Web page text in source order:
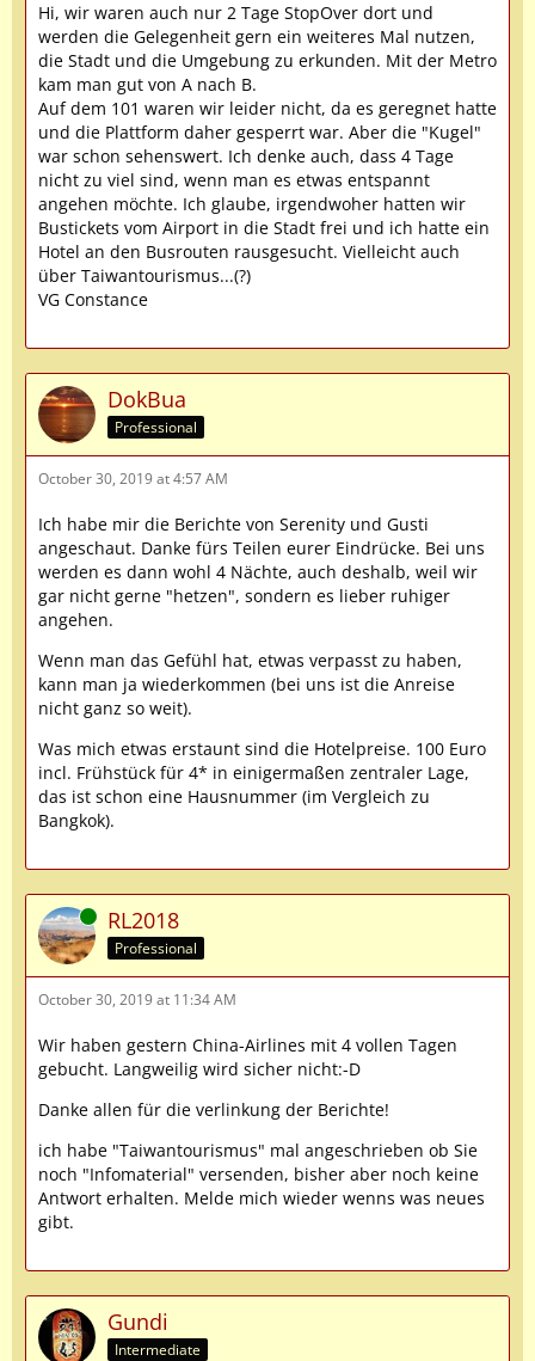
Hi, wir waren auch nur 2 Tage StopOver dort und
werden die Gelegenheit gern ein weiteres Mal nutzen,
die Stadt und die Umgebung zu erkunden. Mit der Metro
kam man gut von A nach B.
Auf dem 101 waren wir leider nicht, da es geregnet hatte
und die Plattform daher gesperrt war. Aber die "Kugel"
war schon sehenswert. Ich denke auch, dass 4 Tage
nicht zu viel sind, wenn man es etwas entspannt
angehen möchte. Ich glaube, irgendwoher hatten wir
Bustickets vom Airport in die Stadt frei und ich hatte ein
Hotel an den Busrouten rausgesucht. Vielleicht auch
über Taiwantourismus...(?)
VG Constance
DokBua
Professional
October 30, 2019 at 4:57 AM
Ich habe mir die Berichte von Serenity und Gusti
angeschaut. Danke fürs Teilen eurer Eindrücke. Bei uns
werden es dann wohl 4 Nächte, auch deshalb, weil wir
gar nicht gerne "hetzen", sondern es lieber ruhiger
angehen.
Wenn man das Gefühl hat, etwas verpasst zu haben,
kann man ja wiederkommen (bei uns ist die Anreise
nicht ganz so weit).
Was mich etwas erstaunt sind die Hotelpreise. 100 Euro
incl. Frühstück für 4* in einigermaßen zentraler Lage,
das ist schon eine Hausnummer (im Vergleich zu
Bangkok).
Online RL2018
Professional
October 30, 2019 at 11:34 AM
Wir haben gestern China-Airlines mit 4 vollen Tagen
gebucht. Langweilig wird sicher nicht:-D
Danke allen für die verlinkung der Berichte!
ich habe "Taiwantourismus" mal angeschrieben ob Sie
noch "Infomaterial" versenden, bisher aber noch keine
Antwort erhalten. Melde mich wieder wenns was neues
gibt.
Gundi
Intermediate